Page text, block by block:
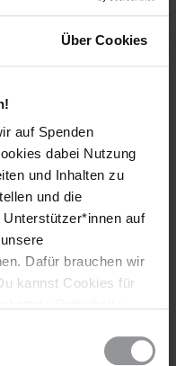
Über Cookies
auf Spenden
dabei Nutzung
und Inhalten zu
und die
auf
Dafür brauchen wir
kannst Cookies für
Du über den Link
Dinge ausprobiert
Lobby zu
Europa des 21.
oder migrantische
vorher undenkbar
hat es der Staat sehr
anzuwenden. Und